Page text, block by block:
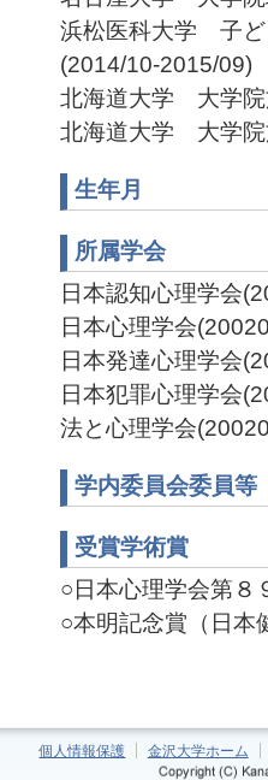
浜松医科大学 子
(2014/10-2015/09)
北海道大学 大学
北海道大学 大学
生年月
所属学会
日本認知心理学会
日本心理学会
日本発達心理学会
日本犯罪心理学会
法と心理学会
学内委員会委員等
受賞学術賞
○日本心理学会第８
○本明記念賞（日本
個人情報保護 金沢大学ホーム